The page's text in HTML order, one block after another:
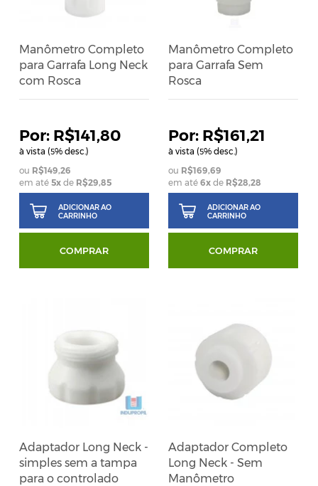
Manômetro Completo
para Garrafa Long Neck
com Rosca
R$141,80
à vista (5% desc.)
R$149,26
em até5x de R$29,85
ADICIONAR AO
CARRINHO
COMPRAR
Manômetro Completo
para Garrafa Sem
Rosca
R$161,21
à vista (5% desc.)
R$169,69
em até 6xde R$28,28
ADICIONAR AO
CARRINHO
COMPRAR
Adaptador Long Neck -
simples sem a tampa
para o controlado
Adaptador Completo
Long Neck - Sem
Manômetro